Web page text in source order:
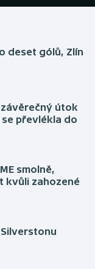
deset gólů, Zlín
útok
převlékla do
smolně,
kvůli zahozené